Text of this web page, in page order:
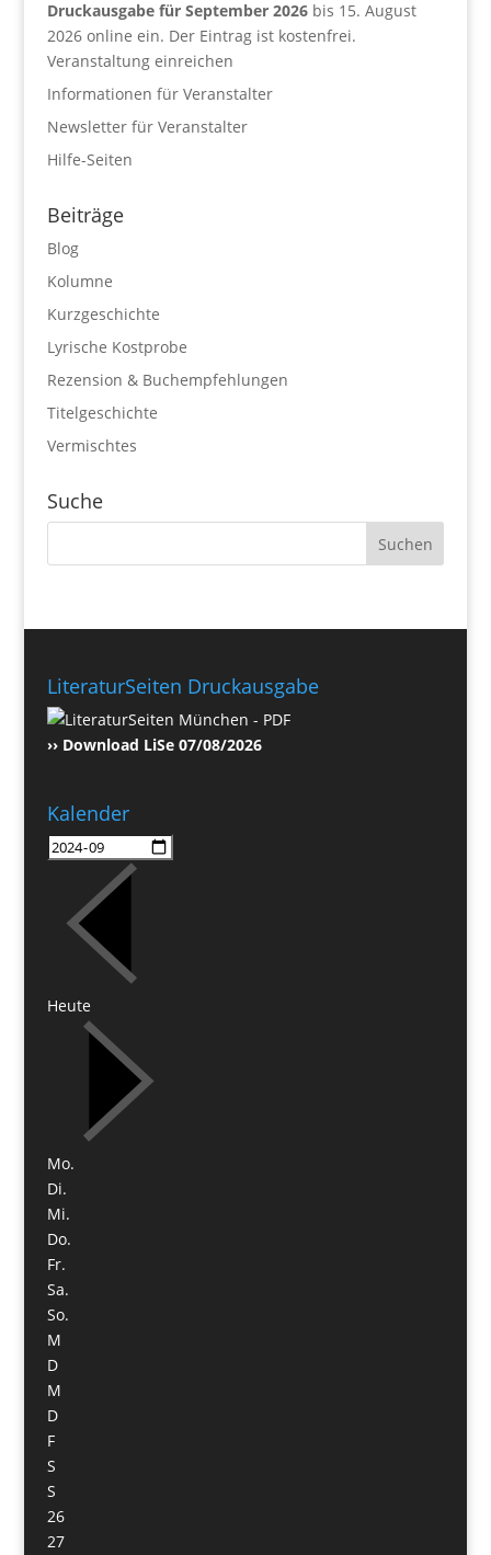
Druckausgabe für September 2026bis 15. August
2026 online ein. Der Eintrag ist kostenfrei.
Veranstaltung einreichen
Informationen für Veranstalter
Newsletter für Veranstalter
Hilfe-Seiten
Beiträge
Blog
Kolumne
Kurzgeschichte
Lyrische Kostprobe
Rezension & Buchempfehlungen
Titelgeschichte
Vermischtes
Suche
LiteraturSeiten Druckausgabe
›› Download LiSe 07/08/2026
Kalender
Heute
Mo.
Di.
Mi.
Do.
Fr.
Sa.
So.
M
D
M
D
F
S
S
26
27